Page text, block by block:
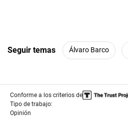
Seguir temas Álvaro Barco
Conforme a los criterios de
Tipo de trabajo:
Opinión